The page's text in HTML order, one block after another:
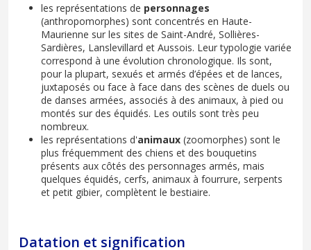
les représentations de personnages
(anthropomorphes) sont concentrés en Haute-
Maurienne sur les sites de Saint-André, Sollières-
Sardières, Lanslevillard et Aussois. Leur typologie variée
correspond à une évolution chronologique. Ils sont,
pour la plupart, sexués et armés d’épées et de lances,
juxtaposés ou face à face dans des scènes de duels ou
de danses armées, associés à des animaux, à pied ou
montés sur des équidés. Les outils sont très peu
nombreux.
les représentations d'animaux (zoomorphes) sont le
plus fréquemment des chiens et des bouquetins
présents aux côtés des personnages armés, mais
quelques équidés, cerfs, animaux à fourrure, serpents
et petit gibier, complètent le bestiaire.
Datation et signification